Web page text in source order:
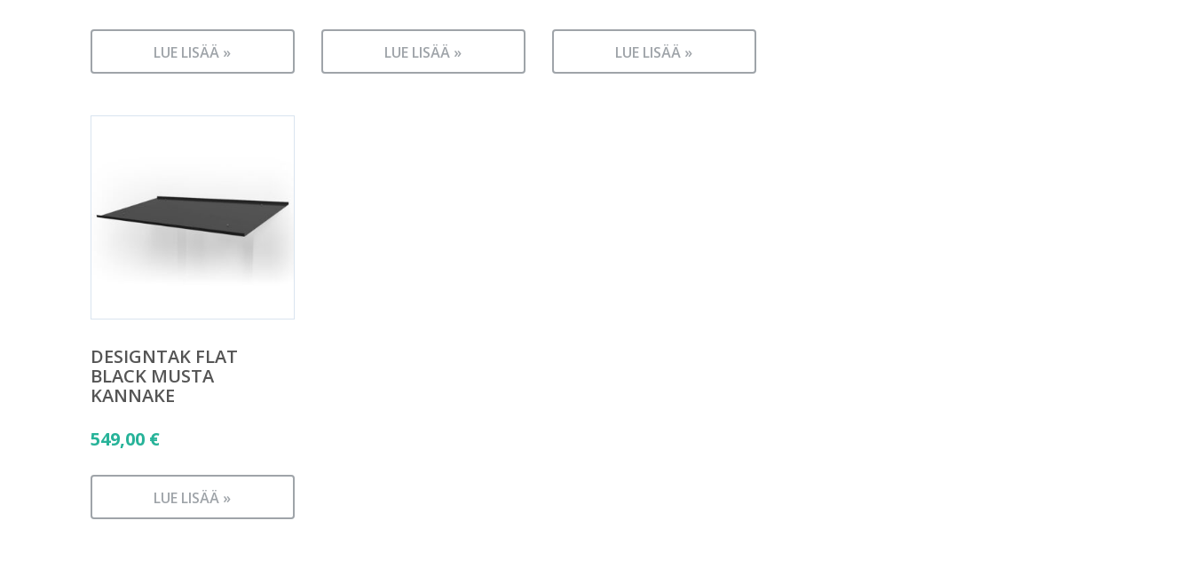
LUE LISÄÄ » LUE LISÄÄ » LUE LISÄÄ »
DESIGNTAK FLAT
BLACK MUSTA
KANNAKE
549,00 €
LUE LISÄÄ »